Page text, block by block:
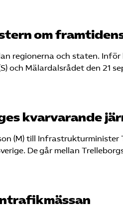
om
regionerna och staten.
och Mälardalsrådet den 21
kvarvarande
(M) till Infrastrukturminister
De går mellan